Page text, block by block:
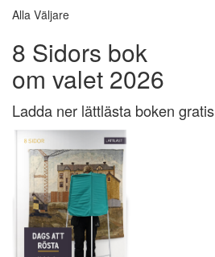
Alla Väljare
8 Sidors bok
om valet 2026
Ladda ner lättlästa boken gratis